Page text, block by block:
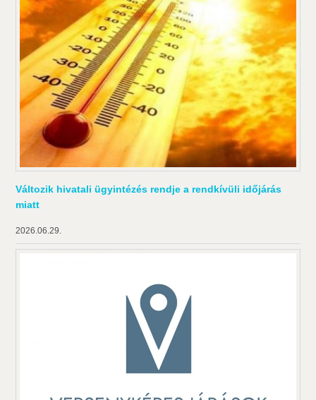
Változik hivatali ügyintézés rendje a rendkívüli időjárás
miatt
2026.06.29.